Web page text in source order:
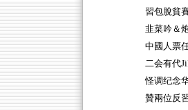
習包脫貧
韭菜吟＆
中國人票
二会有代
怪调纪念
贊兩位反